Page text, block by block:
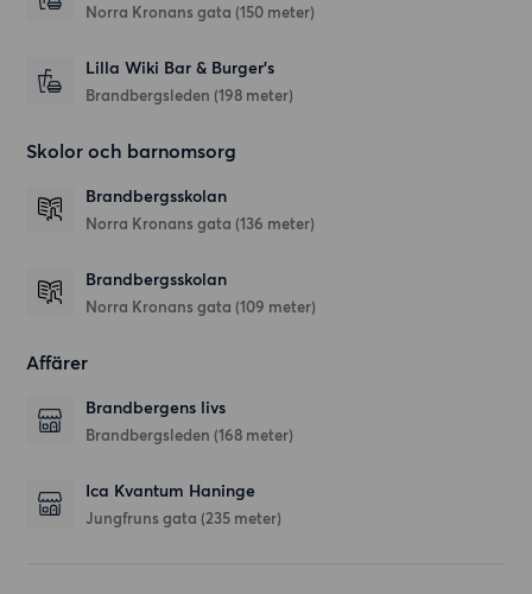
Norra Kronans gata (150 meter)
Lilla Wiki Bar & Burger's
Brandbergsleden (198 meter)
Skolor och barnomsorg
Brandbergsskolan
Norra Kronans gata (136 meter)
Brandbergsskolan
Norra Kronans gata (109 meter)
Affärer
Brandbergens livs
Brandbergsleden (168 meter)
Ica Kvantum Haninge
Jungfruns gata (235 meter)